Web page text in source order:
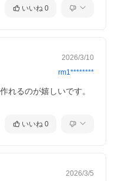
いいね 0
2026/3/10
rm1********
れるのが嬉しいです。
いいね 0
2026/3/5